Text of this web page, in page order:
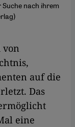
nach ihrem
auf die
Das
eine